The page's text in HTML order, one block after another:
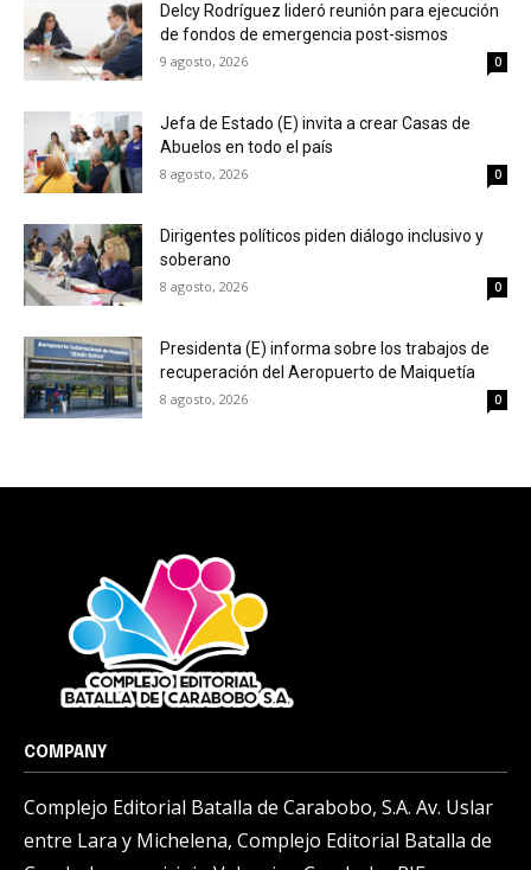
Delcy Rodríguez lideró reunión para ejecución
de fondos de emergencia post-sismos
9 agosto, 2026 0
Jefa de Estado (E) invita a crear Casas de
Abuelos en todo el país
8 agosto, 2026 0
Dirigentes políticos piden diálogo inclusivo y
soberano
8 agosto, 2026 0
Presidenta (E) informa sobre los trabajos de
recuperación del Aeropuerto de Maiquetía
8 agosto, 2026 0
COMPANY
Complejo Editorial Batalla de Carabobo, S.A. Av. Uslar
entre Lara y Michelena, Complejo Editorial Batalla de